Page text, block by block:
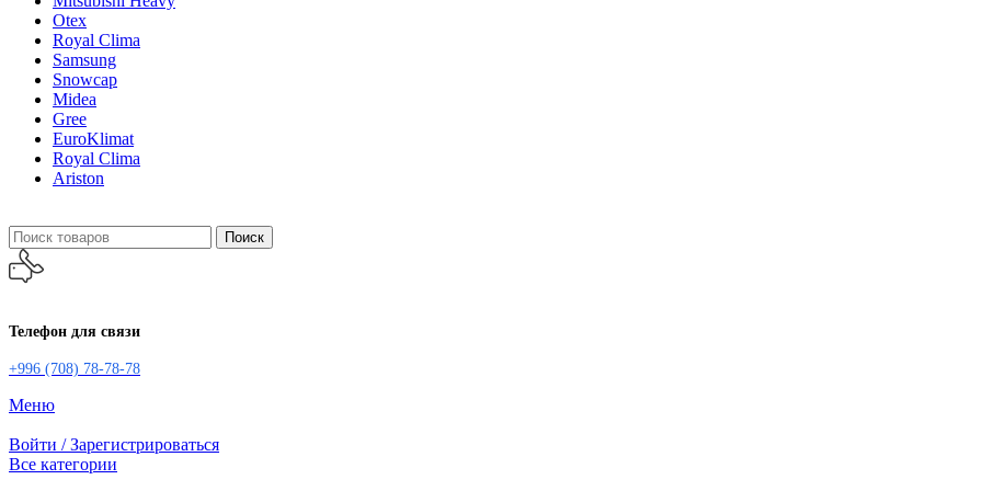
Otex
Royal Clima
Samsung
Snowcap
Midea
Gree
EuroKlimat
Royal Clima
Ariston
Поиск
Телефон для связи
+996 (708) 78-78-78
Меню
Войти / Зарегистрироваться
Все категории